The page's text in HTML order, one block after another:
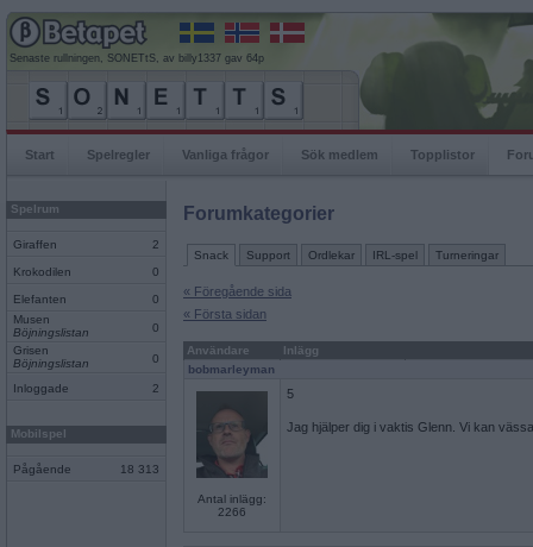
Senaste rullningen, SONETtS, av billy1337 gav 64p
Start Spelregler Vanliga frågor Sök medlem Topplistor
Spelrum
Giraffen 2
Krokodilen 0
Elefanten
0
Musen
Böjningslistan
0
Grisen
Böjningslistan
0
Inloggade 2
Mobilspel
Pågående 18 313
Forumkategorier
Snack Support Ordlekar IRL-spel Turneringar
« Föregående sida
« Första sidan
Användare
Inlägg
bobmarleyman
Antal inlägg:
2266
5
Jag hjälper dig i vaktis Glenn. Vi kan